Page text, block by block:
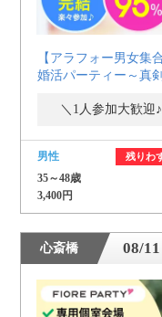
【アラフォー男女集
婚活パーティー～真
＼1人参加大歓迎
男性 残りわ
35～48歳
3,400円
心斎橋 08/